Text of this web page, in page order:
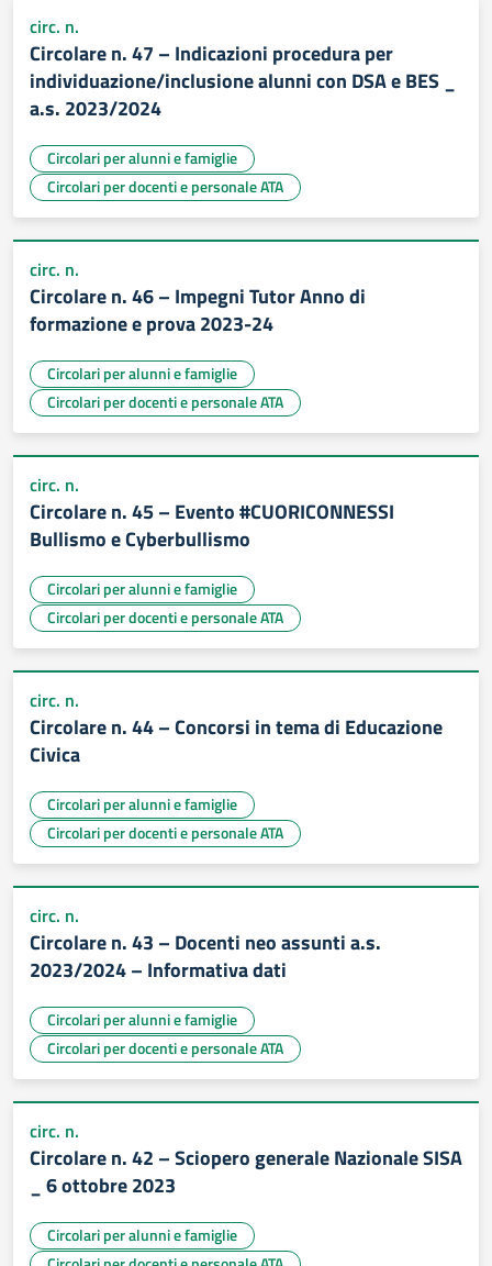
circ. n.
Circolare n. 47 – Indicazioni procedura per
individuazione/inclusione alunni con DSA e BES _
a.s. 2023/2024
Circolari per alunni e famiglie
Circolari per docenti e personale ATA
circ. n.
Circolare n. 46 – Impegni Tutor Anno di
formazione e prova 2023-24
Circolari per alunni e famiglie
Circolari per docenti e personale ATA
circ. n.
Circolare n. 45 – Evento #CUORICONNESSI
Bullismo e Cyberbullismo
Circolari per alunni e famiglie
Circolari per docenti e personale ATA
circ. n.
Circolare n. 44 – Concorsi in tema di Educazione
Civica
Circolari per alunni e famiglie
Circolari per docenti e personale ATA
circ. n.
Circolare n. 43 – Docenti neo assunti a.s.
2023/2024 – Informativa dati
Circolari per alunni e famiglie
Circolari per docenti e personale ATA
circ. n.
Circolare n. 42 – Sciopero generale Nazionale SISA
_ 6 ottobre 2023
Circolari per alunni e famiglie